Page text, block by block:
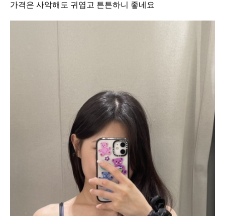
가격은 사악해도 귀엽고 튼튼하니 좋네요